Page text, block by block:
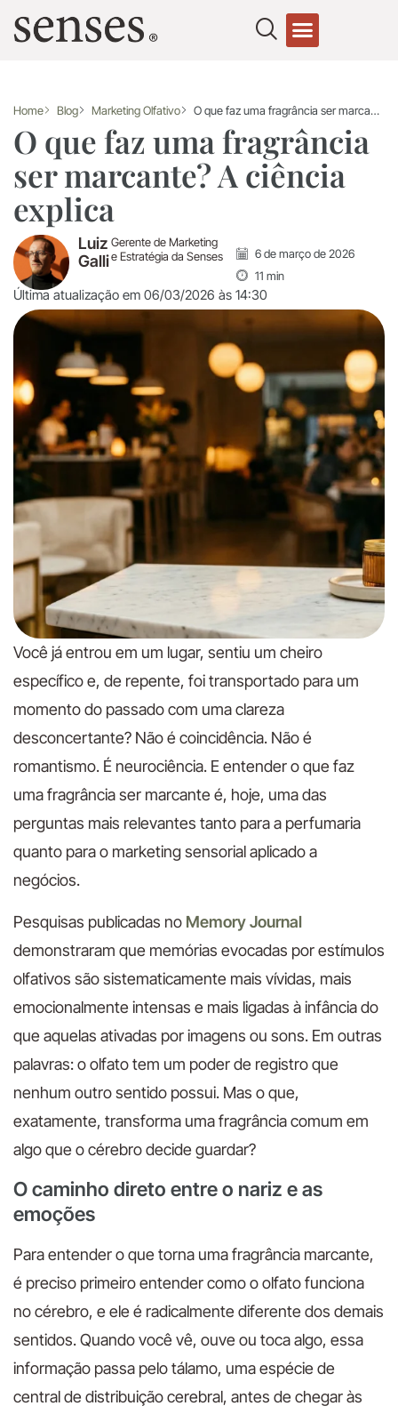
Home Blog Marketing Olfativo O que faz uma fragrância ser marcante? A ciência explica
O que faz uma fragrância
ser marcante? A ciência
explica
Luiz
Galli
Gerente de Marketing
e Estratégia da Senses
6 de março de 2026
11 min
Última atualização em 06/03/2026 às 14:30
Você já entrou em um lugar, sentiu um cheiro
específico e, de repente, foi transportado para um
momento do passado com uma clareza
desconcertante? Não é coincidência. Não é
romantismo. É neurociência. E entender o que faz
uma fragrância ser marcante é, hoje, uma das
perguntas mais relevantes tanto para a perfumaria
quanto para o marketing sensorial aplicado a
negócios.
Pesquisas publicadas no Memory Journal
demonstraram que memórias evocadas por estímulos
olfativos são sistematicamente mais vívidas, mais
emocionalmente intensas e mais ligadas à infância do
que aquelas ativadas por imagens ou sons. Em outras
palavras: o olfato tem um poder de registro que
nenhum outro sentido possui. Mas o que,
exatamente, transforma uma fragrância comum em
algo que o cérebro decide guardar?
O caminho direto entre o nariz e as
emoções
Para entender o que torna uma fragrância marcante,
é preciso primeiro entender como o olfato funciona
no cérebro, e ele é radicalmente diferente dos demais
sentidos. Quando você vê, ouve ou toca algo, essa
informação passa pelo tálamo, uma espécie de
central de distribuição cerebral, antes de chegar às